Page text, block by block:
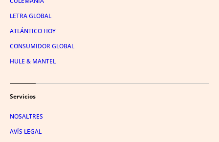
LETRA GLOBAL
ATLÁNTICO HOY
CONSUMIDOR GLOBAL
HULE & MANTEL
Servicios
NOSALTRES
AVÍS LEGAL